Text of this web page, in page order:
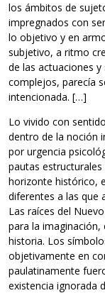
los ámbitos de
impregnados con
lo objetivo y en
subjetivo, a ritmo
de las actuaciones
complejos, parecía
intencionada. […]
Lo vivido con
dentro de la noción
por urgencia
pautas
horizonte histórico,
diferentes a las que
Las raíces del
para la
historia. Los
objetivamente en
paulatinamente
existencia ignorada